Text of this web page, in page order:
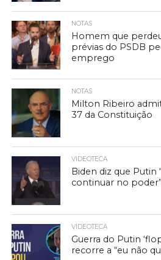
NOTAS
Homem que
prévias do PSDB
emprego
NOTAS
Milton Ribeiro
37 da Constituição
VIDEOTECA
Biden diz que Putin
continuar no poder”
VIDEOTECA
Guerra do Putin
recorre a “eu não